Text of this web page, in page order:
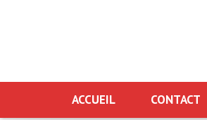
ACCUEIL CONTACT